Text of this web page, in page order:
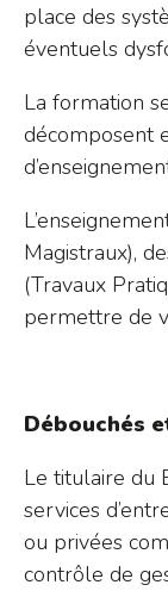
place des
éventuels
La formation
décomposent
Magistraux),
(Travaux
permettre de
Débouchés
Le titulaire du
services
ou privées
contrôle de